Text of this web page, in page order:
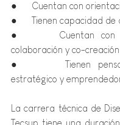
●      Cuentan con
●      Tienen capacidad de
●      Cuentan con
colaboración y co-creación
●      Tienen
estratégico y
La carrera técnica de
Tecsup tiene una